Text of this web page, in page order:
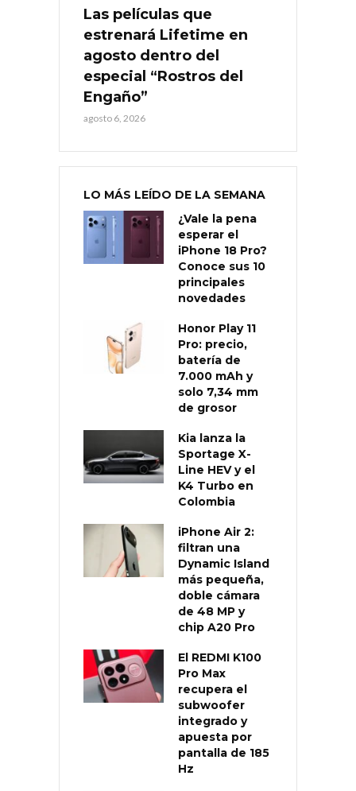
Las películas que
estrenará Lifetime en
agosto dentro del
especial “Rostros del
Engaño”
agosto 6, 2026
LO MÁS LEÍDO DE LA SEMANA
¿Vale la pena
esperar el
iPhone 18 Pro?
Conoce sus 10
principales
novedades
Honor Play 11
Pro: precio,
batería de
7.000 mAh y
solo 7,34 mm
de grosor
Kia lanza la
Sportage X-
Line HEV y el
K4 Turbo en
Colombia
iPhone Air 2:
filtran una
Dynamic Island
más pequeña,
doble cámara
de 48 MP y
chip A20 Pro
El REDMI K100
Pro Max
recupera el
subwoofer
integrado y
apuesta por
pantalla de 185
Hz